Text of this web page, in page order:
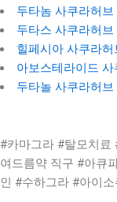
두타놈 사쿠라허브
두타스 사쿠라허브
힐페시아 사쿠라허
아보스테라이드 사
두타놀 사쿠라허브
#카마그라 #탈모치료
여드름약 직구 #아큐
인 #수하그라 #아이